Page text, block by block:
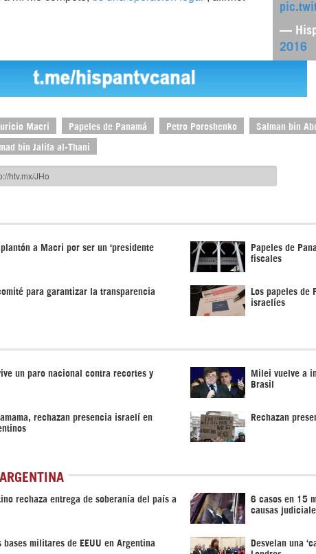
—
2016
Macri Papeles de Panamá Petro Poroshenko Salman bin
bin Jalifa al-Thani
plantón a Macri por ser un ‘presidente Papeles de
fiscales
para garantizar la transparencia Los papeles de
israelíes
un paro nacional contra recortes y Milei vuelve a
Brasil
rechazan presencia israelí en Rechazan
rechaza entrega de soberanía del país a 6 casos en 15
causas
bases militares de EEUU en Argentina Desvelan una
Londres